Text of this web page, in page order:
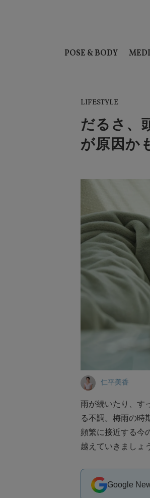
POSE & BODY
LIFESTYLE
だるさ、
が原因か
仁平美香
雨が続いたり、す
る不調。梅雨の時
頻繁に接近する今
越えていきましょ
Google